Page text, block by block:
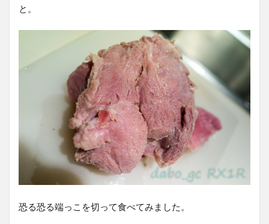
と。
恐る恐る端っこを切って食べてみました。